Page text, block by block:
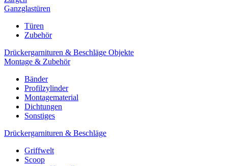
Ganzglastüren
Türen
Zubehör
Drückergarnituren & Beschläge Objekte
Montage & Zubehör
Bänder
Profilzylinder
Montagematerial
Dichtungen
Sonstiges
Drückergarnituren & Beschläge
Griffwelt
Scoop